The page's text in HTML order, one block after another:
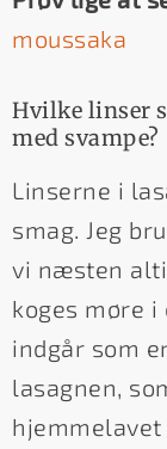
moussaka
Hvilke linser
med svampe?
Linserne i
smag. Jeg
vi næsten
koges møre i
indgår som
lasagnen,
hjemmelavet